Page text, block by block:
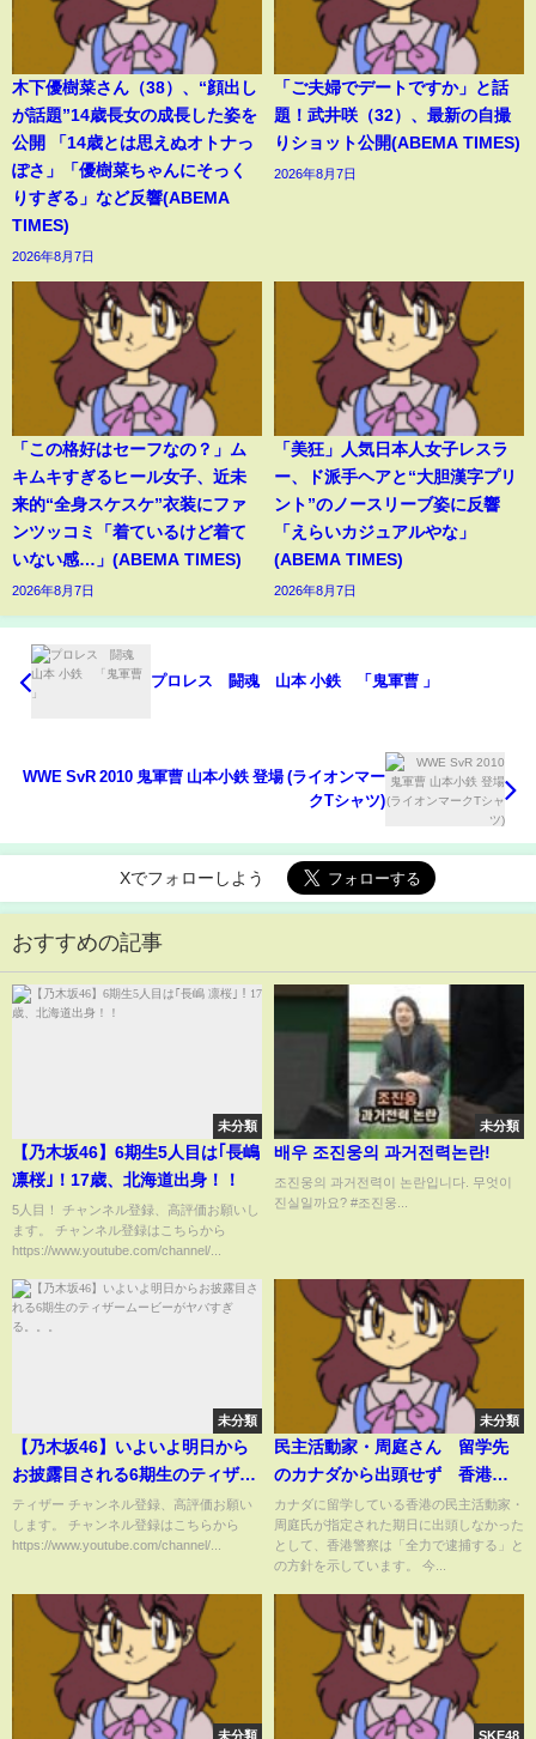
木下優樹菜さん（38）、“顔出し
が話題”14歳長女の成長した姿を
公開 「14歳とは思えぬオトナっ
ぽさ」「優樹菜ちゃんにそっく
りすぎる」など反響(ABEMA
TIMES)
2026年8月7日
「ご夫婦でデートですか」と話
題！武井咲（32）、最新の自撮
りショット公開(ABEMA TIMES)
2026年8月7日
「この格好はセーフなの？」ム
キムキすぎるヒール女子、近未
来的“全身スケスケ”衣装にファ
ンツッコミ「着ているけど着て
いない感…」(ABEMA TIMES)
2026年8月7日
「美狂」人気日本人女子レスラ
ー、ド派手ヘアと“大胆漢字プリ
ント”のノースリーブ姿に反響
「えらいカジュアルやな」
(ABEMA TIMES)
2026年8月7日
プロレス 闘魂 山本 小鉄 「鬼軍曹 」
WWE SvR 2010 鬼軍曹 山本小鉄 登場 (ライオンマー
クTシャツ)
Xでフォローしよう
おすすめの記事
未分類
【乃木坂46】6期生5人目は｢長嶋
凛桜｣！17歳、北海道出身！！
5人目！ チャンネル登録、高評価お願いし
ます。 チャンネル登録はこちらから
https://www.youtube.com/channel/...
未分類
배우 조진웅의 과거전력논란!
조진웅의 과거전력이 논란입니다. 무엇이
진실일까요? #조진웅...
未分類
【乃木坂46】いよいよ明日から
お披露目される6期生のティザー
ムービーがヤバすぎる。。。
ティザー チャンネル登録、高評価お願い
します。 チャンネル登録はこちらから
https://www.youtube.com/channel/...
未分類
民主活動家・周庭さん 留学先
のカナダから出頭せず 香港警
察「全力で逮捕する」｜
TBS NEWS DIG
カナダに留学している香港の民主活動家・
周庭氏が指定された期日に出頭しなかった
として、香港警察は「全力で逮捕する」と
の方針を示しています。 今...
未分類 SKE48